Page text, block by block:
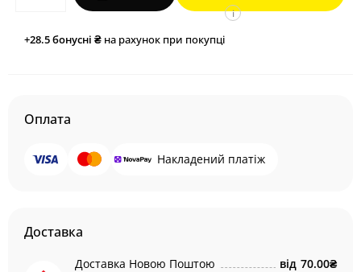
+28.5бонусні ₴ на рахунок при покупці
i
Оплата
Накладений платіж
Доставка
Доставка Новою Поштою від 70.00₴